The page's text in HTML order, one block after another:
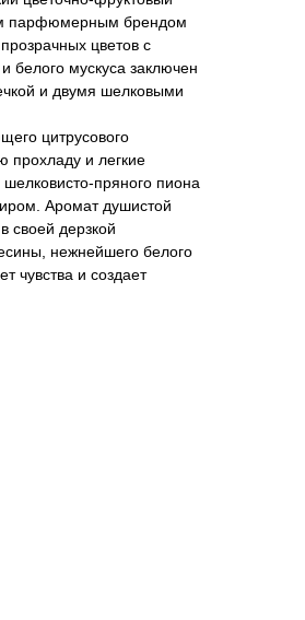
парфюмерным брендом
цветов с
белого мускуса заключен
и двумя шелковыми
цитрусового
прохладу и легкие
пряного пиона
Аромат душистой
своей дерзкой
нежнейшего белого
чувства и создает